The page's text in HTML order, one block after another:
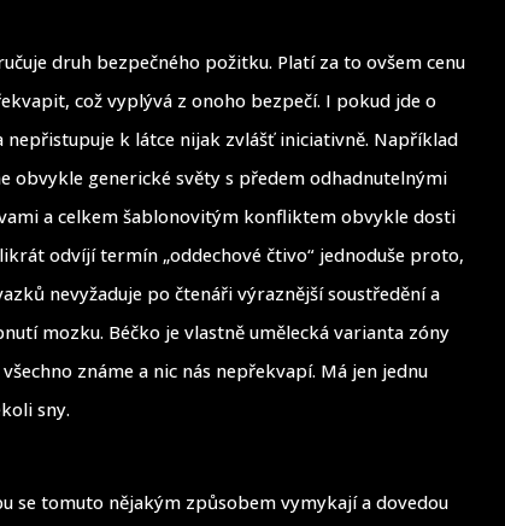
druh bezpečného požitku. Platí za to ovšem cenu
což vyplývá z onoho bezpečí. I pokud jde o
nepřistupuje k látce nijak zvlášť iniciativně. Například
obvykle generické světy s předem odhadnutelnými
a celkem šablonovitým konfliktem obvykle dosti
odvíjí termín „oddechové čtivo“ jednoduše proto,
nevyžaduje po čtenáři výraznější soustředění a
mozku. Béčko je vlastně umělecká varianta zóny
známe a nic nás nepřekvapí. Má jen jednu
sny.
se tomuto nějakým způsobem vymykají a dovedou